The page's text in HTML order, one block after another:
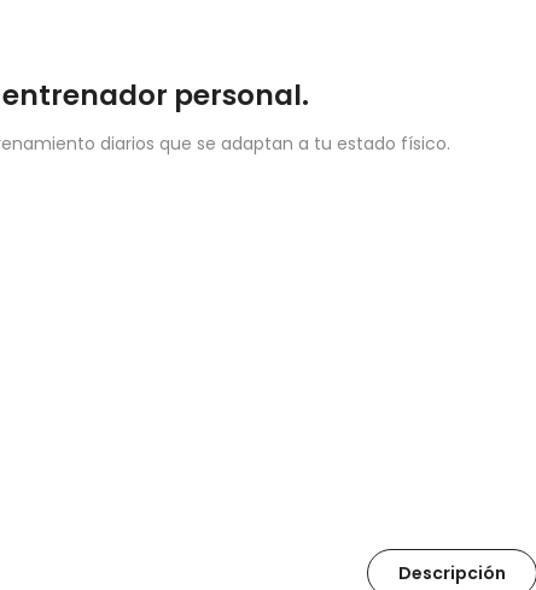
entrenador personal.
diarios que se adaptan a tu estado físico.
Descripción